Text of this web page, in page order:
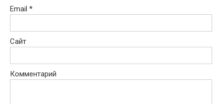
Email *
Сайт
Комментарий